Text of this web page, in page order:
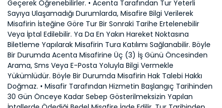
Geçerek Öğrenebilirler. • Acenta Tarafından Tur Yeterli
Sayıya Ulaşamadığı Durumlarda, Misafire Bilgi Verilerek
Misafirin İsteğine Göre Tur Bir Sonraki Tarihe Ertelenebilir
Veya İptal Edilebilir. Ya Da En Yakın Hareket Noktasına
Biletleme Yapılarak Misafirin Tura Katılımı Sağlanabilir. Böyle
Bir Durumda Acenta Misafirine Üç (3) İş Günü Öncesinden
Arama, Sms Veya E-Posta Yoluyla Bilgi Vermekle
Yükümlüdür. Böyle Bir Durumda Misafirin Hak Talebi Hakkı
Doğmaz. • Misafir Tarafından Hizmetin Başlangıç Tarihinden
30 Gün Önceye Kadar Sebep Gösterilmeksizin Yapılan